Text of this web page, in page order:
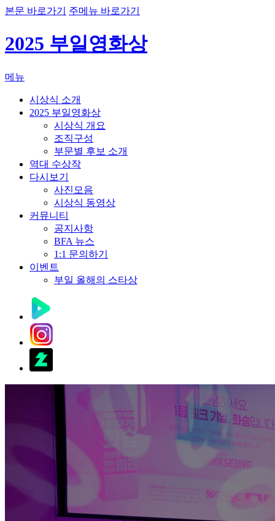
본문 바로가기 주메뉴 바로가기
2025 부일영화상
메뉴
시상식 소개
2025 부일영화상
시상식 개요
조직구성
부문별 후보 소개
역대 수상작
다시보기
사진모음
시상식 동영상
커뮤니티
공지사항
BFA 뉴스
1:1 문의하기
이벤트
부일 올해의 스타상